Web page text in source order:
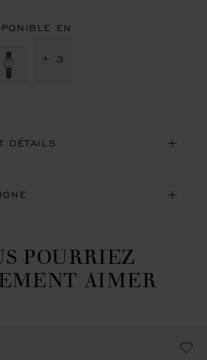
EN
+ 3
DÉTAILS
POURRIEZ
AIMER